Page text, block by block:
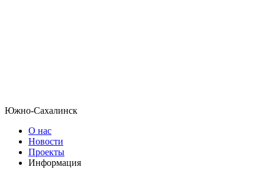
Южно-Сахалинск
О нас
Новости
Проекты
Информация